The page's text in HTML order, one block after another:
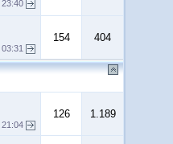
23:40
03:31
154 404
21:04
126 1.189